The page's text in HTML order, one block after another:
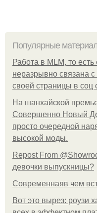
Популярные
Работа в MLM, то
неразрывно связана с
своей страницы в соц
На шанхайской
Совершенно Новый
просто очередной
высокой моды.
Repost From
девочки выпускницы?
Современнаяв чем
Вот это вырез: роузи